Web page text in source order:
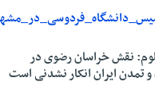
نقش خراسان رضوی در
تمدن ایران انکار نشدنی است